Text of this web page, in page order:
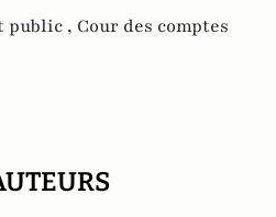
public , Cour des comptes